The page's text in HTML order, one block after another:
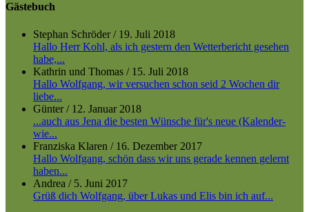
Gästebuch
Stephan Schröder/ 19. Juli 2018
Hallo Herr Kohl, als ich gestern den Wetterbericht gesehen
habe,...
Kathrin und Thomas / 15. Juli 2018
Hallo Wolfgang, wir versuchen schon seid 2 Wochen dir
liebe...
Günter/ 12. Januar 2018
...auch aus Jena die besten Wünsche für's neue (Kalender-
wie...
Franziska Klaren / 16. Dezember 2017
Hallo Wolfgang, schön dass wir uns gerade kennen gelernt
haben...
Andrea / 5. Juni 2017
Grüß dich Wolfgang, über Lukas und Elis bin ich auf...